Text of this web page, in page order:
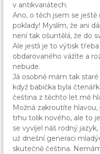
v antikvariátech.
Ano, o těch jsem se ještě
poklady! Myslím, že ani
není tak ošuntělá, že do
Ale jestli je to výtisk třeba
obdarovaného vážíte a
nebude.
Já osobně mám tak staré
když babička byla
čeština z těchto let mě
Možná zakroutíte
trhu tolik nového, ale to
se vyvíjel náš rodný
už dnešní generaci
skutečně čeština.